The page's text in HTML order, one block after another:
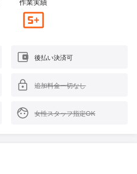
後払い決済可
追加料金一切なし
女性スタッフ指定OK